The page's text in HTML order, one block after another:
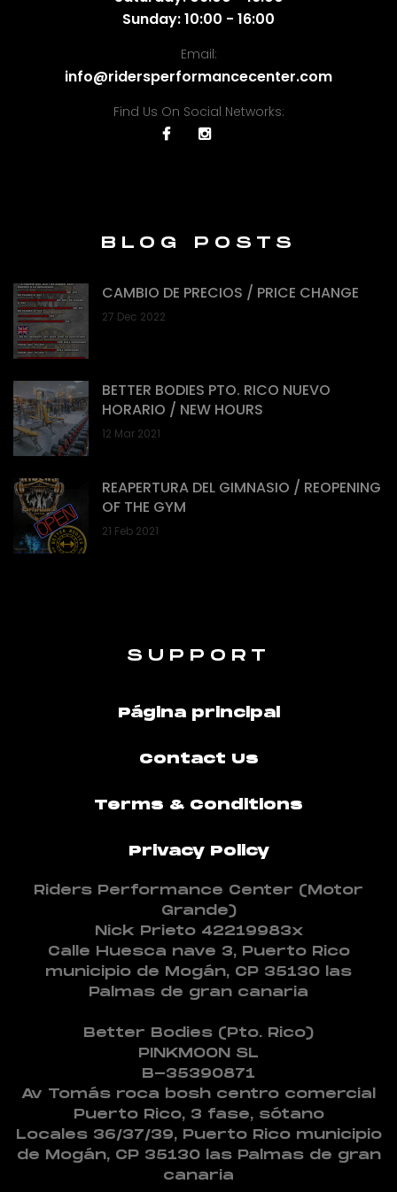
Sunday: 10:00 - 16:00
Email:
info@ridersperformancecenter.com
Find Us On Social Networks:
BLOG POSTS
CAMBIO DE PRECIOS / PRICE CHANGE
27 Dec 2022
BETTER BODIES PTO. RICO NUEVO
HORARIO / NEW HOURS
12 Mar 2021
REAPERTURA DEL GIMNASIO / REOPENING
OF THE GYM
21 Feb 2021
SUPPORT
Página principal
Contact Us
Terms & Conditions
Privacy Policy
Riders Performance Center (Motor
Grande)
Nick Prieto 42219983x
Calle Huesca nave 3, Puerto Rico
municipio de Mogán, CP 35130 las
Palmas de gran canaria
Better Bodies (Pto. Rico)
PINKMOON SL
B-35390871
Av Tomás roca bosh centro comercial
Puerto Rico, 3 fase, sótano
Locales 36/37/39, Puerto Rico municipio
de Mogán, CP 35130 las Palmas de gran
canaria